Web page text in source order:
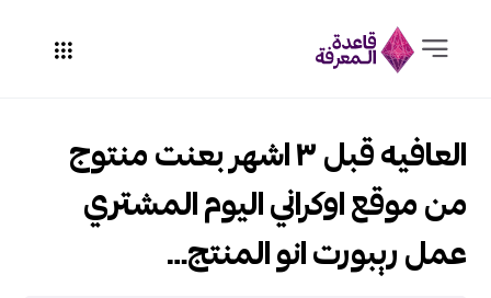
العافيه قبل ٣ اشهر بعنت منتوج
من موقع اوكراني اليوم المشتري
عمل ريبورت انو المنتج…